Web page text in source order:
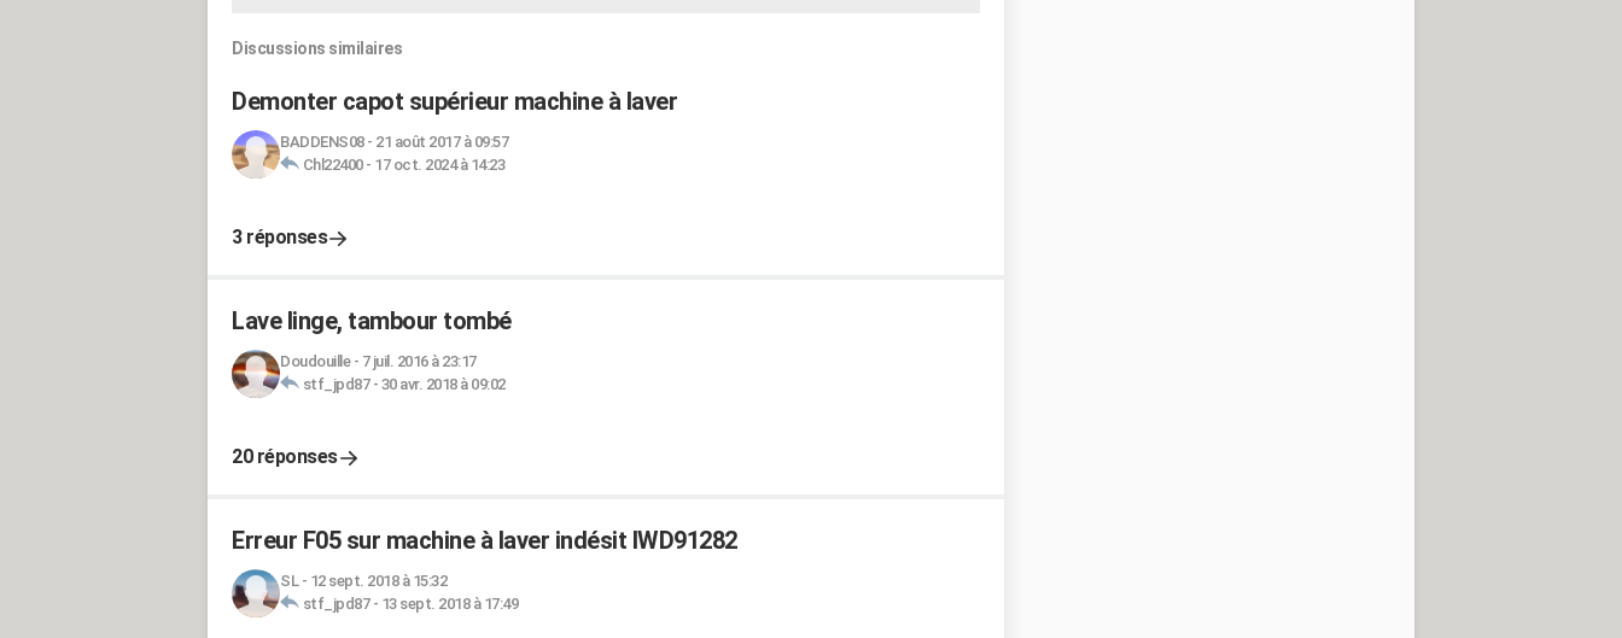
Discussions similaires
Demonter capot supérieur machine à laver
BADDENS08- 21 août 2017 à 09:57
Chl22400- 17 oct. 2024 à 14:23
3 réponses
Lave linge, tambour tombé
Doudouille- 7 juil. 2016 à 23:17
stf_jpd87- 30 avr. 2018 à 09:02
20 réponses
Erreur F05 sur machine à laver indésit IWD91282
SL- 12 sept. 2018 à 15:32
stf_jpd87- 13 sept. 2018 à 17:49